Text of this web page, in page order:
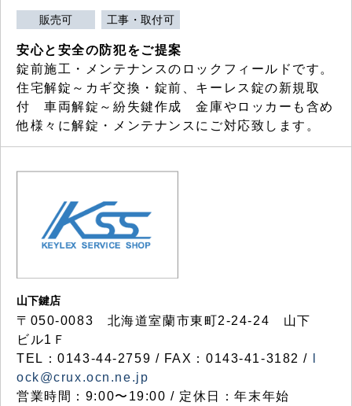
販売可 工事・取付可
安心と安全の防犯をご提案
錠前施工・メンテナンスのロックフィールドです。
住宅解錠～カギ交換・錠前、キーレス錠の新規取
付 車両解錠～紛失鍵作成 金庫やロッカーも含め
他様々に解錠・メンテナンスにご対応致します。
山下鍵店
〒050-0083 北海道室蘭市東町2-24-24 山下
ビル1Ｆ
TEL：0143-44-2759 / FAX：0143-41-3182 /
ock@crux.ocn.ne.jp
営業時間：9:00〜19:00 / 定休日：年末年始